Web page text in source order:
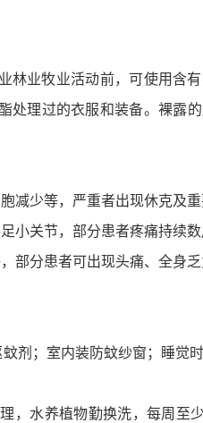
林业牧业活动前，可使用含
处理过的衣服和装备。裸露
少等，严重者出现休克及重
小关节，部分患者疼痛持续数
部分患者可出现头痛、全身乏
剂；室内装防蚊纱窗；睡觉
，水养植物勤换洗，每周至